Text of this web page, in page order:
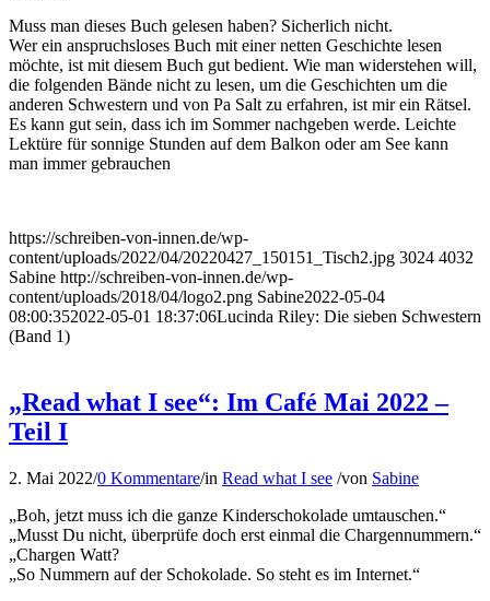
Muss man dieses Buch gelesen haben? Sicherlich nicht.
Wer ein anspruchsloses Buch mit einer netten Geschichte lesen
möchte, ist mit diesem Buch gut bedient. Wie man widerstehen will,
die folgenden Bände nicht zu lesen, um die Geschichten um die
anderen Schwestern und von Pa Salt zu erfahren, ist mir ein Rätsel.
Es kann gut sein, dass ich im Sommer nachgeben werde. Leichte
Lektüre für sonnige Stunden auf dem Balkon oder am See kann
man immer gebrauchen
https://schreiben-von-innen.de/wp-
content/uploads/2022/04/20220427_150151_Tisch2.jpg 3024 4032
Sabine http://schreiben-von-innen.de/wp-
content/uploads/2018/04/logo2.png Sabine2022-05-04
08:00:352022-05-01 18:37:06Lucinda Riley: Die sieben Schwestern
(Band 1)
„Read what I see“: Im Café Mai 2022 –
Teil I
2. Mai 2022/0 Kommentare/in Read what I see /von Sabine
„Boh, jetzt muss ich die ganze Kinderschokolade umtauschen.“
„Musst Du nicht, überprüfe doch erst einmal die Chargennummern.“
„Chargen Watt?
„So Nummern auf der Schokolade. So steht es im Internet.“